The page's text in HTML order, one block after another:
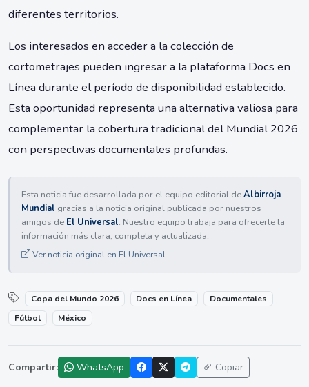
diferentes territorios.
Los interesados en acceder a la colección de
cortometrajes pueden ingresar a la plataforma Docs en
Línea durante el período de disponibilidad establecido.
Esta oportunidad representa una alternativa valiosa para
complementar la cobertura tradicional del Mundial 2026
con perspectivas documentales profundas.
Esta noticia fue desarrollada por el equipo editorial deAlbirroja
Mundial gracias a la noticia original publicada por nuestros
amigos de El Universal. Nuestro equipo trabaja para ofrecerte la
información más clara, completa y actualizada.
Ver noticia original en El Universal
Copa del Mundo 2026 Docs en Línea
Documentales
Fútbol
México
Compartir: WhatsApp Copiar